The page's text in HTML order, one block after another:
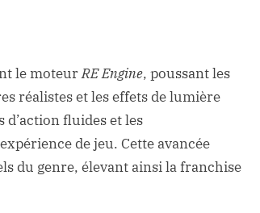
le moteurRE Engine, poussant les
réalistes et les effets de lumière
fluides et les
de jeu. Cette avancée
du genre, élevant ainsi la franchise